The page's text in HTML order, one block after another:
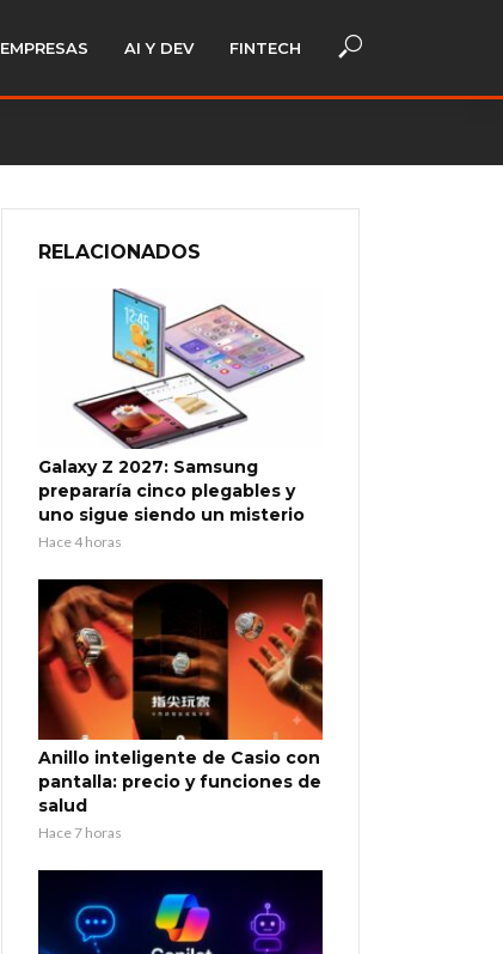
EMPRESAS AI Y DEV FINTECH
RELACIONADOS
Galaxy Z 2027: Samsung
prepararía cinco plegables y
uno sigue siendo un misterio
Hace 4 horas
Anillo inteligente de Casio con
pantalla: precio y funciones de
salud
Hace 7 horas